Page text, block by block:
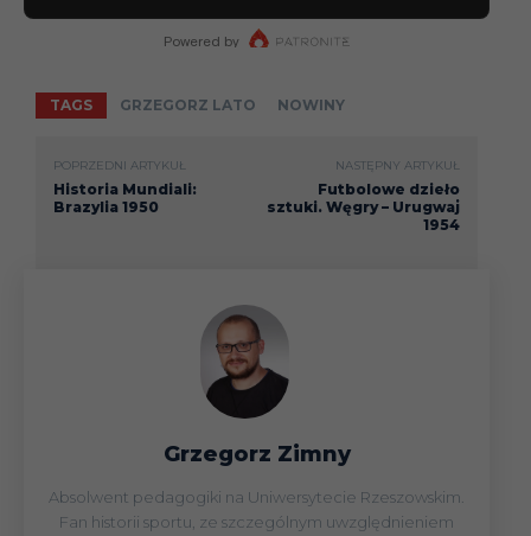
TAGS GRZEGORZ LATO NOWINY
POPRZEDNI ARTYKUŁ
Historia Mundiali:
Brazylia 1950
NASTĘPNY ARTYKUŁ
Futbolowe dzieło
sztuki. Węgry – Urugwaj
1954
Grzegorz Zimny
Absolwent pedagogiki na Uniwersytecie Rzeszowskim.
Fan historii sportu, ze szczególnym uwzględnieniem